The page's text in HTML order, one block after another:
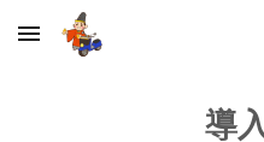
Skip to main content
導